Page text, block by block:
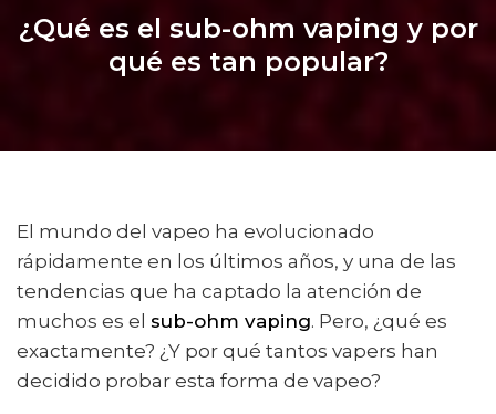
¿Qué es el sub-ohm vaping y por
qué es tan popular?
El mundo del vapeo ha evolucionado
rápidamente en los últimos años, y una de las
tendencias que ha captado la atención de
muchos es el sub-ohm vaping. Pero, ¿qué es
exactamente? ¿Y por qué tantos vapers han
decidido probar esta forma de vapeo?